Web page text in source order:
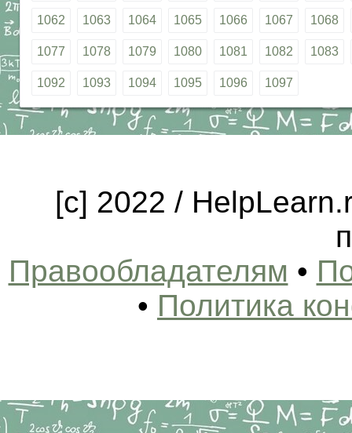
1062 1063 1064 1065 1066 1067 1068
1077 1078 1079 1080 1081 1082 1083
1092 1093 1094 1095 1096 1097
[c] 2022 /
Правообладателям •
• Политика